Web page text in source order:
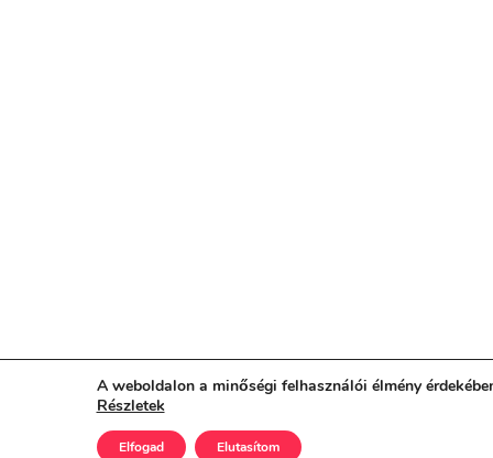
A weboldalon a minőségi felhasználói élmény
Részletek
Elfogad Elutasítom